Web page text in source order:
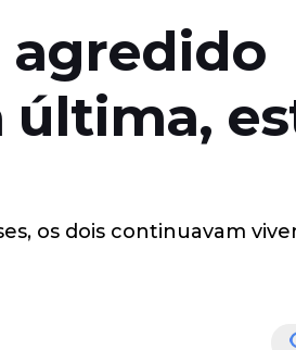
agredido
última,
os dois continuavam